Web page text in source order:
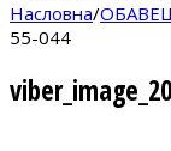
Насловна/
55-044